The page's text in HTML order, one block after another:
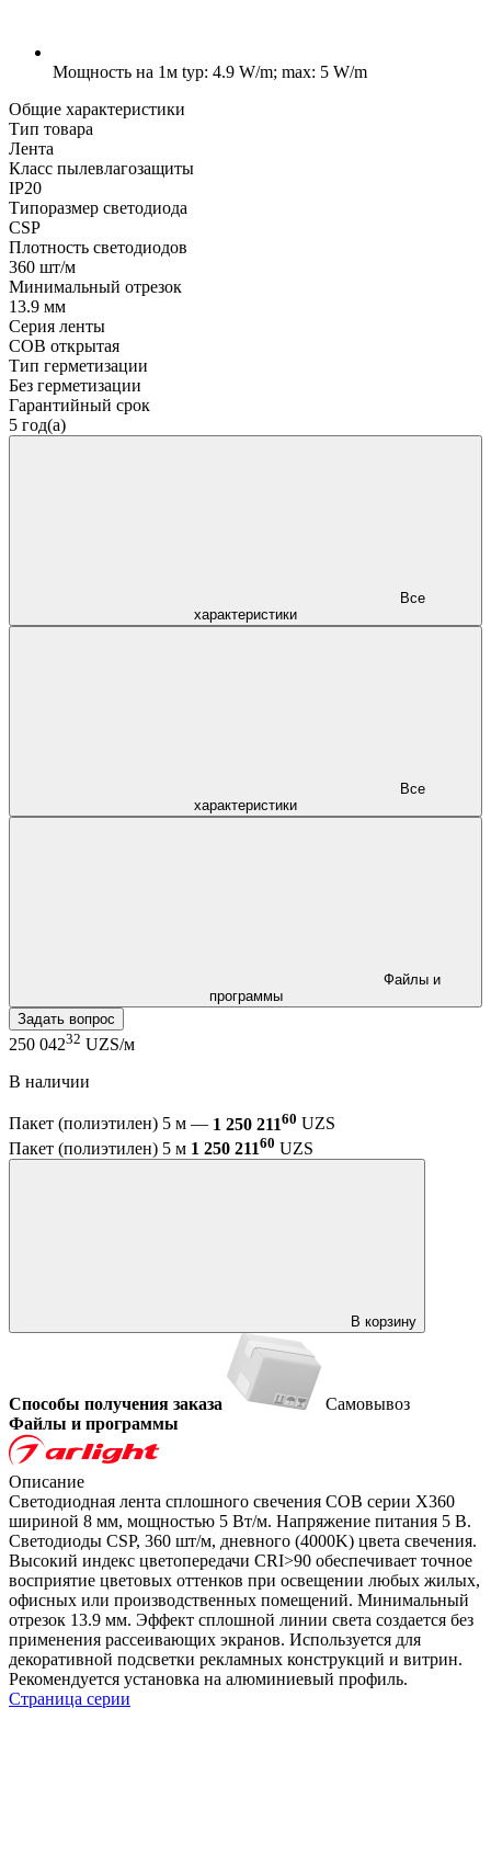
Мощность на 1м typ: 4.9 W/m; max: 5 W/m
Общие характеристики
Тип товара
Лента
Класс пылевлагозащиты
IP20
Типоразмер светодиода
CSP
Плотность светодиодов
360 шт/м
Минимальный отрезок
13.9 мм
Серия ленты
COB открытая
Тип герметизации
Без герметизации
Гарантийный срок
5 год(а)
характеристики
характеристики
программы
Задать вопрос
250 04232 UZS/м
В наличии
Пакет (полиэтилен) 5 м — 1 250 21160 UZS
Пакет (полиэтилен) 5 м 1 250 21160 UZS
В корзину
Способы получения заказа
Самовывоз
Файлы и программы
Описание
Светодиодная лента сплошного свечения COB серии X360
шириной 8 мм, мощностью 5 Вт/м. Напряжение питания 5 В.
Светодиоды CSP, 360 шт/м, дневного (4000K) цвета свечения.
Высокий индекс цветопередачи CRI>90 обеспечивает точное
восприятие цветовых оттенков при освещении любых жилых,
офисных или производственных помещений. Минимальный
отрезок 13.9 мм. Эффект сплошной линии света создается без
применения рассеивающих экранов. Используется для
декоративной подсветки рекламных конструкций и витрин.
Рекомендуется установка на алюминиевый профиль.
Страница серии